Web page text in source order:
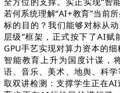
若何系统理解“AI+教育”当前
标的目的？我们能够对标从
层级”框架，正式按下了AI赋
GPU手艺实现对算力资本的
智能教育上升为国度计谋，
语、音乐、美术、地舆、科
取双讲检测：支撑学生正在